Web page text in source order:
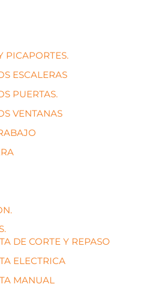
PICAPORTES.
ESCALERAS
PUERTAS.
VENTANAS
DE CORTE Y REPASO
ELECTRICA
MANUAL